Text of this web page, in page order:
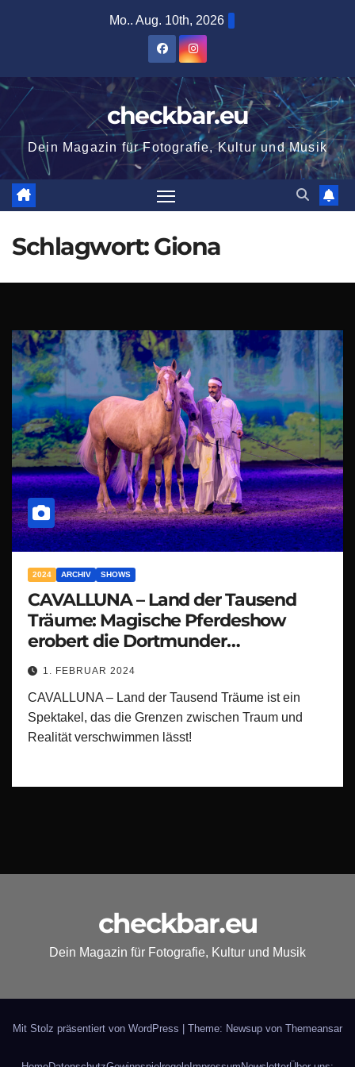
Mo.. Aug. 10th, 2026
checkbar.eu
Dein Magazin für Fotografie, Kultur und Musik
Schlagwort:Giona
2024 ARCHIV SHOWS
CAVALLUNA – Land der Tausend
Träume: Magische Pferdeshow
erobert die Dortmunder
Westfalenhalle!
1. FEBRUAR 2024
CAVALLUNA – Land der Tausend Träume ist ein
Spektakel, das die Grenzen zwischen Traum und
Realität verschwimmen lässt!
checkbar.eu
Dein Magazin für Fotografie, Kultur und Musik
Mit Stolz präsentiert von WordPress Theme: Newsup von Themeansar